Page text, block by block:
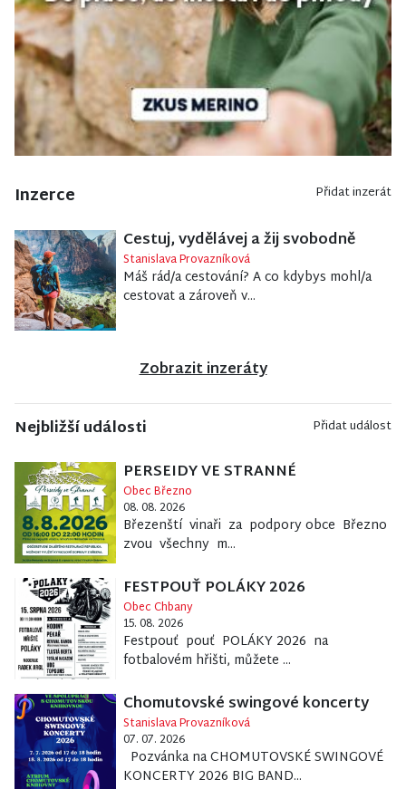
Inzerce Přidat inzerát
Cestuj, vydělávej a žij svobodně
Stanislava Provazníková
Máš rád/a cestování? A co kdybys mohl/a
cestovat a zároveň v...
Zobrazit inzeráty
Nejbližší události Přidat událost
PERSEIDY VE STRANNÉ
Obec Březno
08. 08. 2026
Březenští vinaři za podpory obce Březno
zvou všechny m...
FESTPOUŤ POLÁKY 2026
Obec Chbany
15. 08. 2026
Festpouť pouť POLÁKY 2026 na
fotbalovém hřišti, můžete ...
Chomutovské swingové koncerty
Stanislava Provazníková
07. 07. 2026
Pozvánka na CHOMUTOVSKÉ SWINGOVÉ
KONCERTY 2026 BIG BAND...